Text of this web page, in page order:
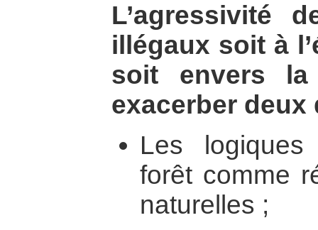
L’agressivité
illégaux soit à
soit envers
exacerber deux
Les logiques
forêt comme
naturelles ;